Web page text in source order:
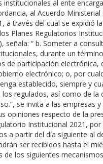
al ente
al Acuerdo Ministerial
a través del cual se expidió la
Planes Regulatorios
señala: “ b. Someter a
durante un
de participación electrónica,
electrónico; o, por
establecido, siempre y
regulados, así como de la
se invita a las empresas
opiniones respecto de la
Institucional 2021,
a partir del día siguiente al
ser recibidos hasta el
de los siguientes